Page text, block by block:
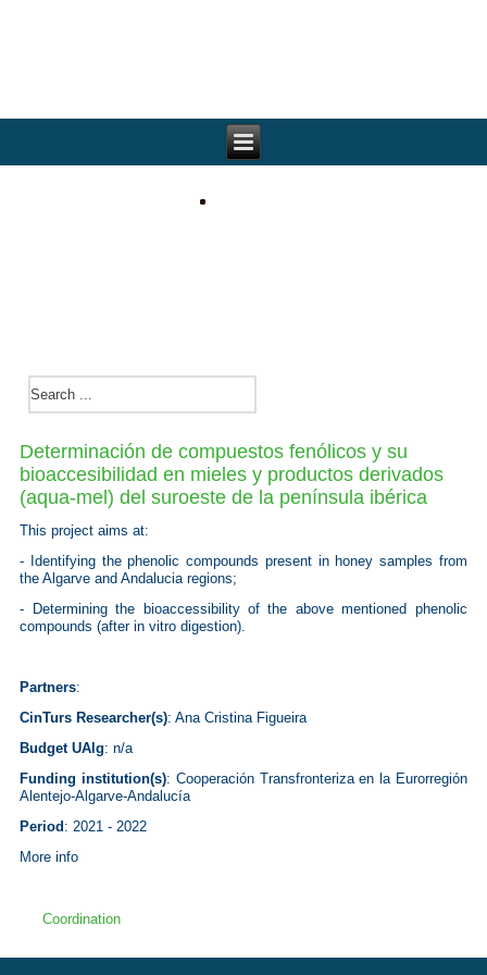
Determinación de compuestos fenólicos y su
bioaccesibilidad en mieles y productos derivados
(aqua-mel) del suroeste de la península ibérica
This project aims at:
- Identifying the phenolic compounds present in honey samples from
the Algarve and Andalucia regions;
- Determining the bioaccessibility of the above mentioned phenolic
compounds (afterin vitro digestion).
Partners:
CinTurs Researcher(s): Ana Cristina Figueira
Budget UAlg:n/a
Funding institution(s): Cooperación Transfronteriza en la Eurorregión
Alentejo-Algarve-Andalucía
Period : 2021 - 2022
More info
Coordination